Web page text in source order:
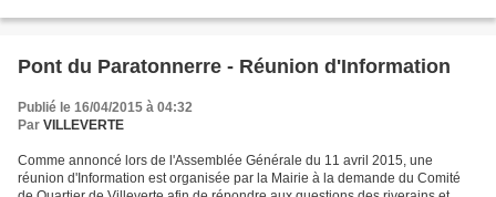
Pont du Paratonnerre - Réunion d'Information
Publié le 16/04/2015 à 04:32
Par VILLEVERTE
Comme annoncé lors de l'Assemblée Générale du 11 avril 2015, une
réunion d'Information est organisée par la Mairie à la demande du Comité